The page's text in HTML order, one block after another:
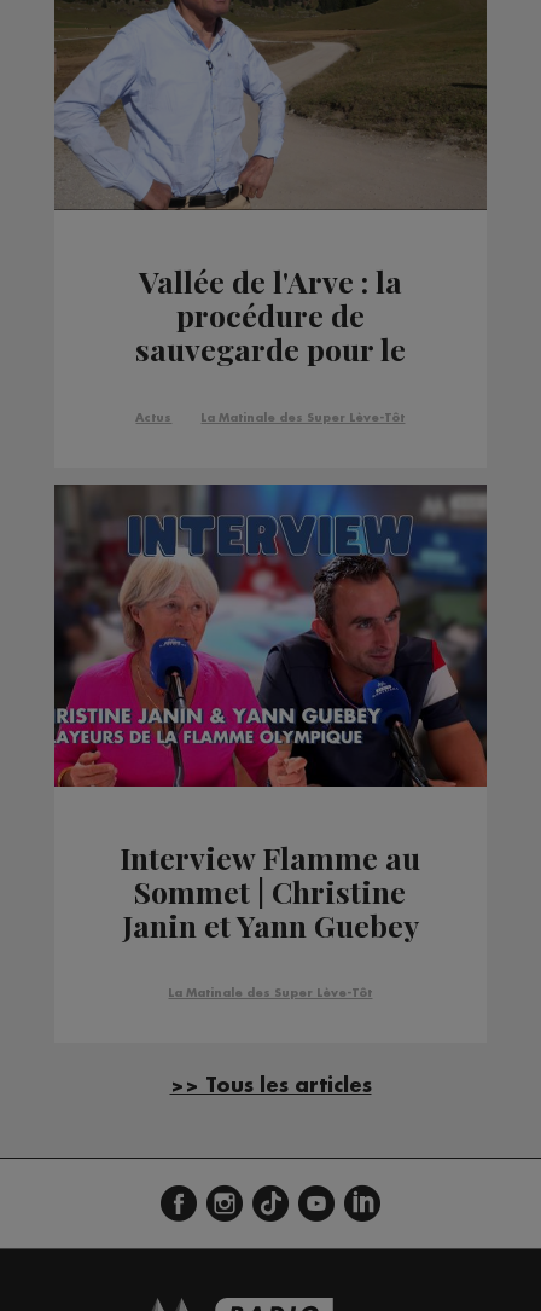
Vallée de l'Arve : la
procédure de
sauvegarde pour le
Automotive suit son
Actus La Matinale des Super Lève-Tôt
Interview Flamme au
Sommet | Christine
Janin et Yann Guebey
La Matinale des Super Lève-Tôt
>> Tous les articles